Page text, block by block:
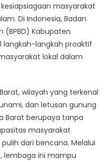
Impact
of
BPBD
Kabupaten
Sumbawa
on
Local
Communities
masyarakat
Di Indonesia, Badan
(BPBD) Kabupaten
langkah-langkah proaktif
lokal dalam
wilayah yang terkenal
dan letusan gunung
Barat berupaya tanpa
masyarakat
dari bencana. Melalui
lembaga ini mampu